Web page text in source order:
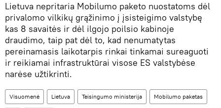
Lietuva nepritaria Mobilumo paketo nuostatoms dėl
privalomo vilkikų grąžinimo į įsisteigimo valstybę
kas 8 savaitės ir dėl ilgojo poilsio kabinoje
draudimo, taip pat dėl to, kad nenumatytas
pereinamasis laikotarpis rinkai tinkamai sureaguoti
ir reikiamai infrastruktūrai visose ES valstybėse
narėse užtikrinti.
Visuomenė Lietuva Teisingumo ministerija Mobilumo paketas